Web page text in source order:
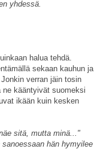
yhdessä.
halua tehdä.
sekaan kauhun ja
verran jäin tosin
kääntyivät suomeksi
ikään kuin kesken
sitä, mutta minä..."
hän hymyilee